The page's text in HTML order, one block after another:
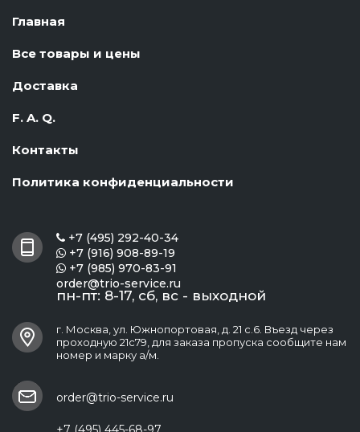
Главная
Все товары и цены
Доставка
F. A. Q.
Контакты
Политика конфиденциальности
 +7 (495) 292-40-34
 +7 (916) 908-89-19
 +7 (985) 970-83-91
order@trio-service.ru
пн-пт: 8-17, сб, вс - выходной
г. Москва, ул. Южнопортовая, д. 21 с.6. Въезд через
проходную 21с79, для заказа пропуска сообщите нам
номер и марку а/м.
order@trio-service.ru